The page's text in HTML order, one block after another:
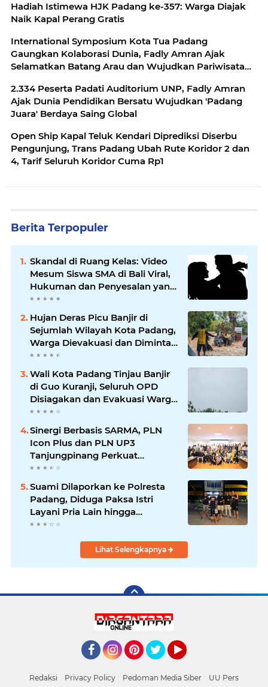
Hadiah Istimewa HJK Padang ke-357: Warga Diajak
Naik Kapal Perang Gratis
International Symposium Kota Tua Padang
Gaungkan Kolaborasi Dunia, Fadly Amran Ajak
Selamatkan Batang Arau dan Wujudkan Pariwisata
2.334 Peserta Padati Auditorium UNP, Fadly Amran
Ajak Dunia Pendidikan Bersatu Wujudkan 'Padang
Juara' Berdaya Saing Global
Open Ship Kapal Teluk Kendari Diprediksi Diserbu
Pengunjung, Trans Padang Ubah Rute Koridor 2 dan
4, Tarif Seluruh Koridor Cuma Rp1
Berita Terpopuler
Skandal di Ruang Kelas: Video
Mesum Siswa SMA di Bali Viral,
Hukuman dan Penyesalan yang
Mengikuti
Hujan Deras Picu Banjir di
Sejumlah Wilayah Kota Padang,
Warga Dievakuasi dan Diminta
Waspada Banjir Susulan
Wali Kota Padang Tinjau Banjir
di Guo Kuranji, Seluruh OPD
Disiagakan dan Evakuasi Warga
Dipercepat
Sinergi Berbasis SARMA, PLN
Icon Plus dan PLN UP3
Tanjungpinang Perkuat
Kolaborasi Strategis
Suami Dilaporkan ke Polresta
Padang, Diduga Paksa Istri
Layani Pria Lain hingga
Berulang Kali
Lihat Selengkapnya
Redaksi Privacy Policy Pedoman Media Siber
UU Pers